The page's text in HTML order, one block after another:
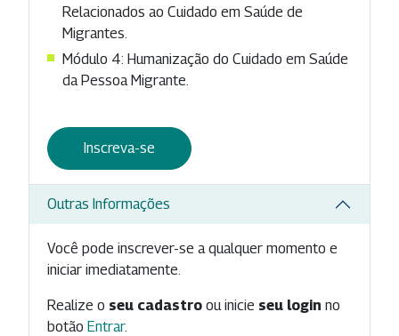
Relacionados ao Cuidado em Saúde de
Migrantes.
Módulo 4: Humanização do Cuidado em Saúde
da Pessoa Migrante.
Inscreva-se
Outras Informações
Você pode inscrever-se a qualquer momento e
iniciar imediatamente.
Realize o seu cadastro ou inicie seu login no
botão Entrar.